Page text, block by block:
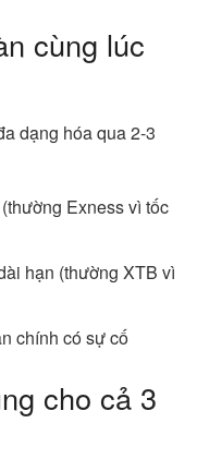
cùng lúc
dạng hóa qua 2-3
Exness vì tốc
hạn (thường XTB vì
chính có sự cố
cho cả 3